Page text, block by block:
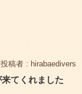
投稿者 : hirabaedivers
てくれました